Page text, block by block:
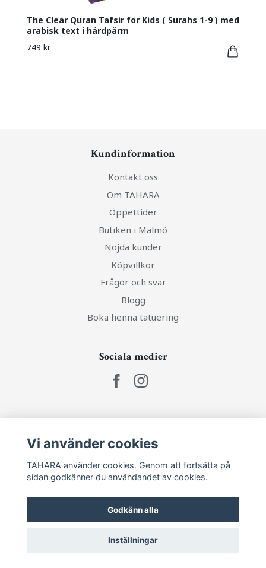
The Clear Quran Tafsir for Kids ( Surahs 1-9 ) med
arabisk text i hårdpärm
749 kr
Kundinformation
Kontakt oss
Om TAHARA
Öppettider
Butiken i Malmö
Nöjda kunder
Köpvillkor
Frågor och svar
Blogg
Boka henna tatuering
Sociala medier
Prenumerera
Vi använder cookies
TAHARA använder cookies. Genom att fortsätta på
sidan godkänner du användandet av cookies.
Godkänn alla
Inställningar